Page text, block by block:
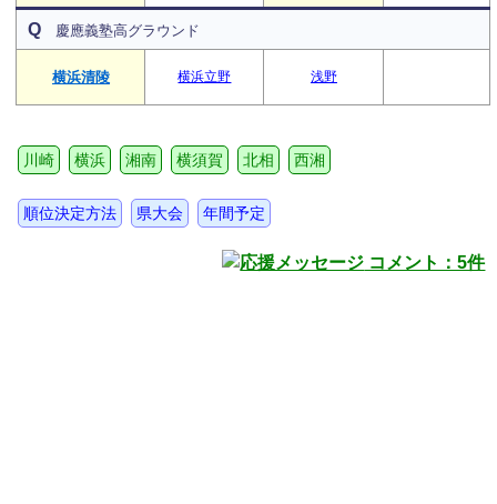
Q 慶應義塾高グラウンド
横浜清陵 横浜立野 浅野
川崎 横浜 湘南 横須賀 北相 西湘
順位決定方法 県大会 年間予定
コメント：5件